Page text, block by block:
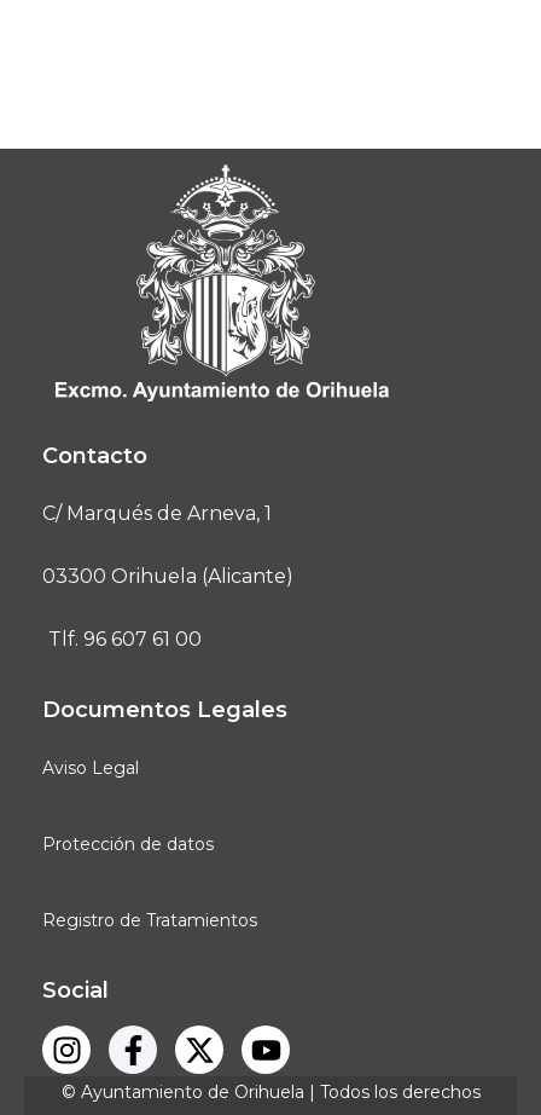
Contacto
C/ Marqués de Arneva, 1
03300 Orihuela (Alicante)
Tlf. 96 607 61 00
Documentos Legales
Aviso Legal
Protección de datos
Registro de Tratamientos
Social
© Ayuntamiento de Orihuela | Todos los derechos